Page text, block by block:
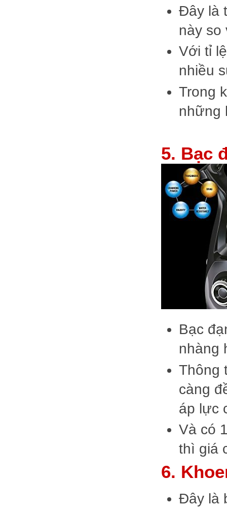
Đây là
này
Với tỉ
nhiều
Trong
những
5. Bạc
Bạc
nhàng
Thông
càng
áp lực
Và có
thì giá
6.
Đây là